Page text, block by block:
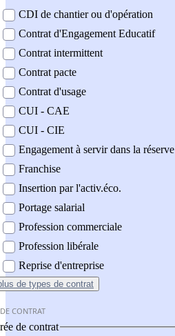
CDI de chantier ou d'opération
Contrat d'Engagement Educatif
Contrat intermittent
Contrat pacte
Contrat d'usage
CUI - CAE
CUI - CIE
Engagement à servir dans la réserve
Franchise
Insertion par l'activ.éco.
Portage salarial
Profession commerciale
Profession libérale
Reprise d'entreprise
de types de contrat
CONTRAT
de contrat